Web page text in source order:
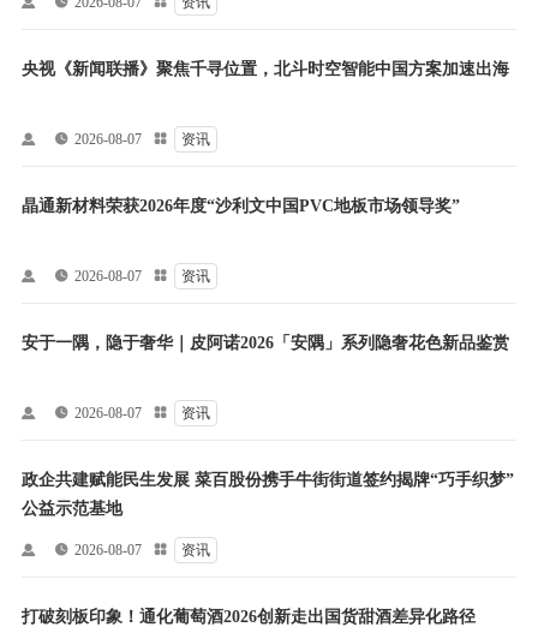
央视《新闻联播》聚焦千寻位置，北斗时空智能中国方案加速出海
  2026-08-07  资讯
晶通新材料荣获2026年度“沙利文中国PVC地板市场领导奖”
  2026-08-07  资讯
安于一隅，隐于奢华｜皮阿诺2026「安隅」系列隐奢花色新品鉴赏
  2026-08-07  资讯
政企共建赋能民生发展 菜百股份携手牛街街道签约揭牌“巧手织梦”
公益示范基地
  2026-08-07  资讯
打破刻板印象！通化葡萄酒2026创新走出国货甜酒差异化路径